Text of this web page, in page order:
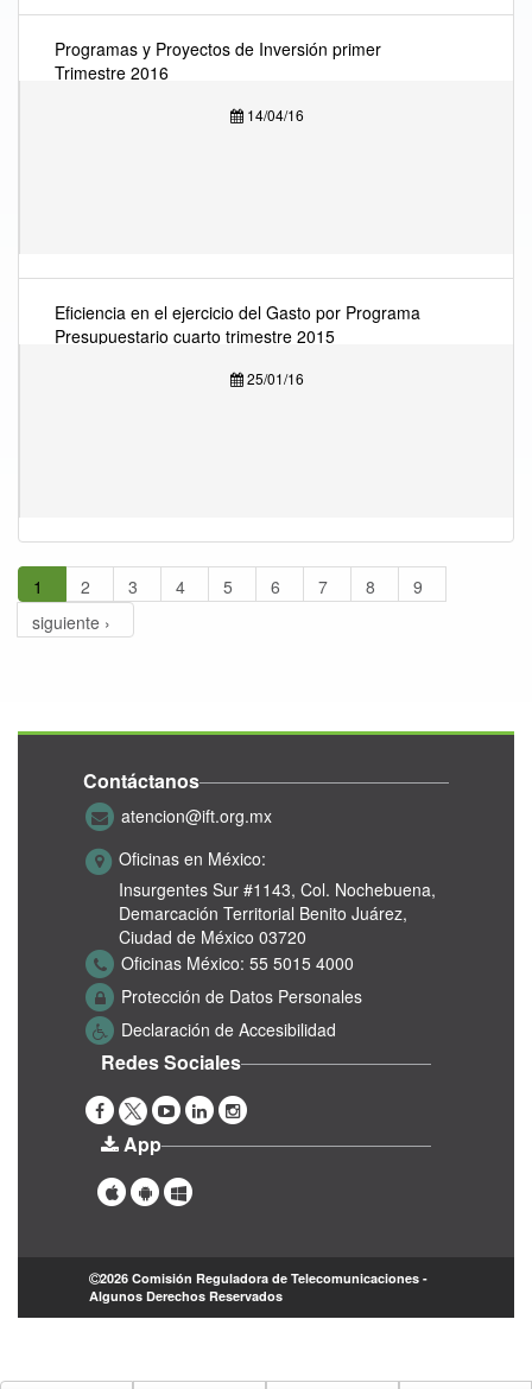
Programas y Proyectos de Inversión primer
Trimestre 2016
14/04/16
Eficiencia en el ejercicio del Gasto por Programa
Presupuestario cuarto trimestre 2015
25/01/16
1 2 3 4 5 6 7 8
9
siguiente ›
Contáctanos
atencion@ift.org.mx
Oficinas en México:
Insurgentes Sur #1143, Col. Nochebuena,
Demarcación Territorial Benito Juárez,
Ciudad de México 03720
Oficinas México: 55 5015 4000
Protección de Datos Personales
Declaración de Accesibilidad
Redes Sociales
App
2026 Comisión Reguladora de Telecomunicaciones -
Algunos Derechos Reservados